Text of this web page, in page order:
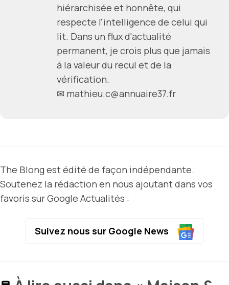
hiérarchisée et honnête, qui
respecte l'intelligence de celui qui
lit. Dans un flux d'actualité
permanent, je crois plus que jamais
à la valeur du recul et de la
vérification.
✉ mathieu.c@annuaire37.fr
The Blong est édité de façon indépendante.
Soutenez la rédaction en nous ajoutant dans vos
favoris sur Google Actualités :
Suivez nous sur Google News